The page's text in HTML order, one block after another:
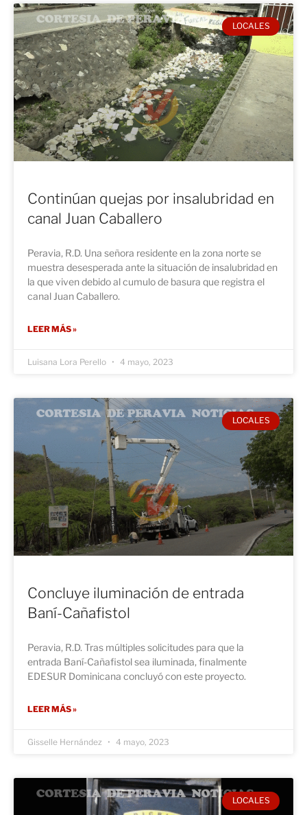
LOCALES
Continúan quejas por insalubridad en
canal Juan Caballero
Peravia, R.D. Una señora residente en la zona norte se
muestra desesperada ante la situación de insalubridad en
la que viven debido al cumulo de basura que registra el
canal Juan Caballero.
LEER MÁS »
Luisana Lora Perello 4 mayo, 2023
LOCALES
Concluye iluminación de entrada
Baní-Cañafistol
Peravia, R.D. Tras múltiples solicitudes para que la
entrada Baní-Cañafistol sea iluminada, finalmente
EDESUR Dominicana concluyó con este proyecto.
LEER MÁS »
Gisselle Hernández 4 mayo, 2023
LOCALES